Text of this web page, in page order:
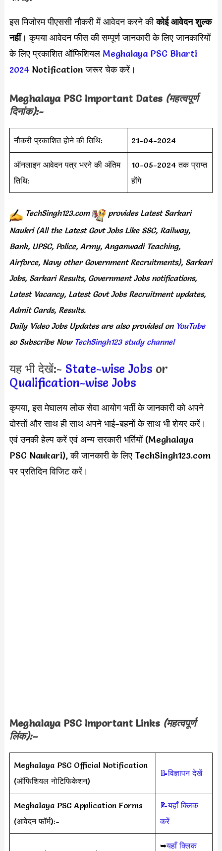
इस मिजोरम पीएससी नौकरी में आवेदन करने कीकोई आवेदन शुल्क
नहीं। कृपया आवेदन फीस की सम्पूर्ण जानकारी के लिए जानकारियों
के लिए प्रकाशित ऑफिशियल Meghalaya PSC Bharti
2024 Notification जरूर चेक करें।
Meghalaya PSC Important Dates (महत्वपूर्ण
दिनांक):-
नौकरी प्रकाशित होने की तिथि: 21-04-2024
ऑनलाइन आवेदन पत्र भरने की अंतिम
तिथि:
10-05-2024 तक प्राप्त
होंगे
TechSingh123.com provides Latest Sarkari
Naukri (All the Latest Govt Jobs Like SSC, Railway,
Bank, UPSC, Police, Army, Anganwadi Teaching,
Airforce, Navy other Government Recruitments), Sarkari
Jobs, Sarkari Results, Government Jobs notifications,
Latest Vacancy, Latest Govt Jobs Recruitment updates,
Admit Cards, Results.
Daily Video Jobs Updates are also provided onYouTube
so Subscribe Now TechSingh123 study channel
यह भी देखें:- State-wise Jobs or
Qualification-wise Jobs
कृपया, इस मेघालय लोक सेवा आयोग भर्ती के जानकारी को अपने
दोस्तों और साथ ही साथ अपने भाई-बहनों के साथ भी शेयर करें।
एवं उनकी हेल्प करें एवं अन्य सरकारी भर्तियों (Meghalaya
PSC Naukari), की जानकारी के लिए TechSingh123.com
पर प्रतिदिन विजिट करें।
Meghalaya PSC Important Links (महत्वपूर्ण
लिंक):–
Meghalaya PSC Official Notification
(ऑफिशियल नोटिफिकेशन)
📝विज्ञापन देखें
Meghalaya PSC Application Forms
(आवेदन फॉर्म):-
📝यहाँ क्लिक
करें
➥यहाँ क्लिक